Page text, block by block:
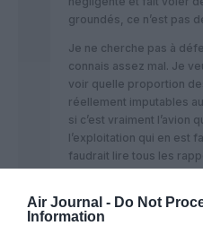
Air Journal - Do Not
Information
groundés, ce n’est pas
Je ne cherche pas à
connais assez mal. Je
voir quelle proportion
réellement imputables
si c’est vraiment l’avion
l’exploitation qui en est
faudrait lire tous les